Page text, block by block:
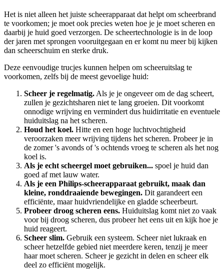
Het is niet alleen het juiste scheerapparaat dat helpt om scheerbrand
te voorkomen; je moet ook precies weten hoe je je moet scheren en
daarbij je huid goed verzorgen. De scheertechnologie is in de loop
der jaren met sprongen vooruitgegaan en er komt nu meer bij kijken
dan scheerschuim en sterke druk.
Deze eenvoudige trucjes kunnen helpen om scheeruitslag te
voorkomen, zelfs bij de meest gevoelige huid:
Scheer je regelmatig. Als je je ongeveer om de dag scheert,
zullen je gezichtsharen niet te lang groeien. Dit voorkomt
onnodige wrijving en vermindert dus huidirritatie en eventuele
huiduitslag na het scheren.
Houd het koel. Hitte en een hoge luchtvochtigheid
veroorzaken meer wrijving tijdens het scheren. Probeer je in
de zomer 's avonds of 's ochtends vroeg te scheren als het nog
koel is.
Als je echt scheergel moet gebruiken... spoel je huid dan
goed af met lauw water.
Als je een Philips-scheerapparaat gebruikt, maak dan
kleine, ronddraaiende bewegingen. Dit garandeert een
efficiënte, maar huidvriendelijke en gladde scheerbeurt.
Probeer droog scheren eens. Huiduitslag komt niet zo vaak
voor bij droog scheren, dus probeer het eens uit en kijk hoe je
huid reageert.
Scheer slim. Gebruik een systeem. Scheer niet lukraak en
scheer hetzelfde gebied niet meerdere keren, tenzij je meer
haar moet scheren. Scheer je gezicht in delen en scheer elk
deel zo efficiënt mogelijk.